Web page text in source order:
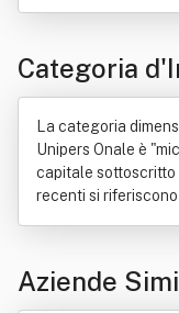
Categoria
La categoria
Unipers Onale è
capitale sottoscritto
recenti si
Aziende